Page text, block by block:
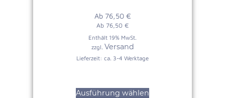
Ab 76,50 €
Ab 76,50 €
Enthält 19% MwSt.
zzgl. Versand
Lieferzeit: ca. 3-4 Werktage
Ausführung wählen